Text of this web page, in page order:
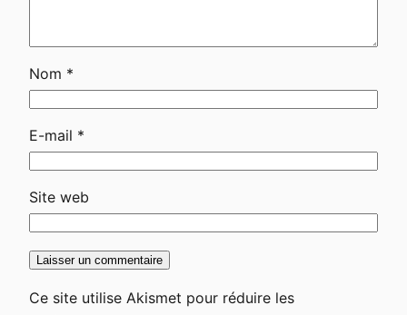
Nom *
E-mail *
Site web
Ce site utilise Akismet pour réduire les